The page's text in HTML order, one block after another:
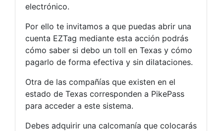
electrónico.
Por ello te invitamos a que puedas abrir una
cuenta EZTag mediante esta acción podrás
cómo saber si debo un toll en Texas y cómo
pagarlo de forma efectiva y sin dilataciones.
Otra de las compañías que existen en el
estado de Texas corresponden a PikePass
para acceder a este sistema.
Debes adquirir una calcomanía que colocarás